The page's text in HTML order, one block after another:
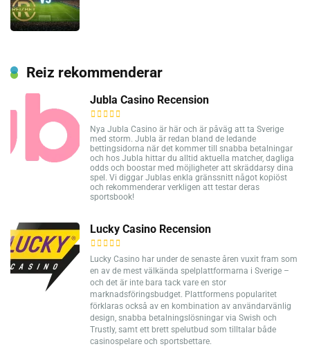
Reiz rekommenderar
Jubla Casino Recension
Nya Jubla Casino är här och är påväg att ta Sverige
med storm. Jubla är redan bland de ledande
bettingsidorna när det kommer till snabba betalningar
och hos Jubla hittar du alltid aktuella matcher, dagliga
odds och boostar med möjligheter att skräddarsy dina
spel. Vi diggar Jublas enkla gränssnitt något kopiöst
och rekommenderar verkligen att testar deras
sportsbook!
Lucky Casino Recension
Lucky Casino har under de senaste åren vuxit fram som
en av de mest välkända spelplattformarna i Sverige –
och det är inte bara tack vare en stor
marknadsföringsbudget. Plattformens popularitet
förklaras också av en kombination av användarvänlig
design, snabba betalningslösningar via Swish och
Trustly, samt ett brett spelutbud som tilltalar både
casinospelare och sportsbettare.